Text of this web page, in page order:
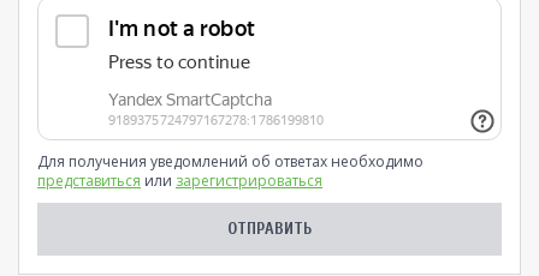
Для получения уведомлений об ответах необходимо
представиться или зарегистрироваться